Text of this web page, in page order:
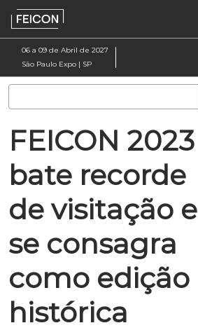
Pular
para
o
conteúdo
06 a 09 de Abril de 2027
São Paulo Expo | SP
FEICON 2023
bate recorde
de visitação e
se consagra
como edição
histórica